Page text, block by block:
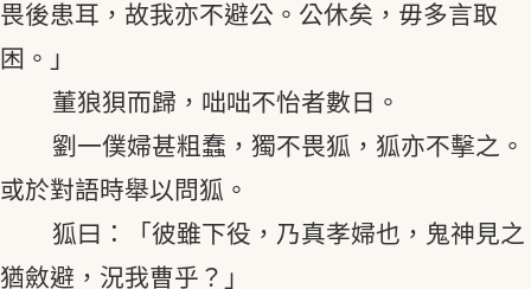
畏後患耳，故我亦不避公。公休矣，毋多言取
困。」
董狼狽而歸，咄咄不怡者數日。
劉一僕婦甚粗蠢，獨不畏狐，狐亦不擊之。
或於對語時舉以問狐。
狐曰：「彼雖下役，乃真孝婦也，鬼神見之
猶斂避，況我曹乎？」